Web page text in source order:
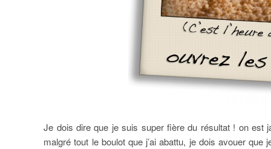
Je dois dire que je suis super fière du résultat ! on est
malgré tout le boulot que j’ai abattu, je dois avouer